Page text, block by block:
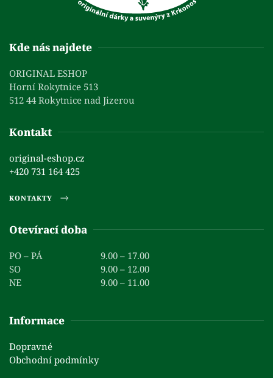
Kde nás najdete
ORIGINAL ESHOP
Horní Rokytnice 513
512 44 Rokytnice nad Jizerou
Kontakt
original-eshop.cz
+420 731 164 425
KONTAKTY
Otevírací doba
PO – PÁ
9.00 – 17.00
SO
9.00 – 12.00
NE
9.00 – 11.00
Informace
Dopravné
Obchodní podmínky